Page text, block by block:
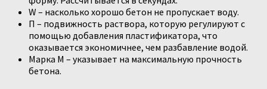
W – насколько хорошо бетон не пропускает воду.
П – подвижность раствора, которую регулируют с
помощью добавления пластификатора, что
оказывается экономичнее, чем разбавление водой.
Марка М – указывает на максимальную прочность
бетона.